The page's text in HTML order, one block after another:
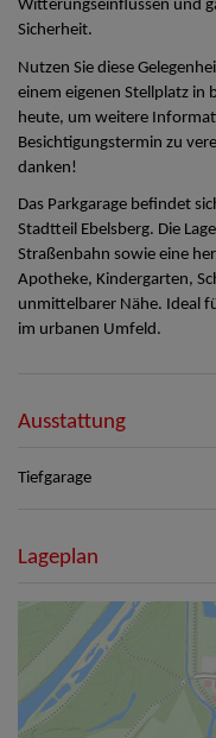
Witterungseinflüssen und
Sicherheit.
Nutzen Sie diese
einem eigenen Stellplatz in
heute, um weitere
Besichtigungstermin zu
danken!
Das Parkgarage befindet
Stadtteil Ebelsberg. Die
Straßenbahn sowie eine
Apotheke, Kindergarten,
unmittelbarer Nähe. Ideal
im urbanen Umfeld.
Ausstattung
Tiefgarage
Lageplan